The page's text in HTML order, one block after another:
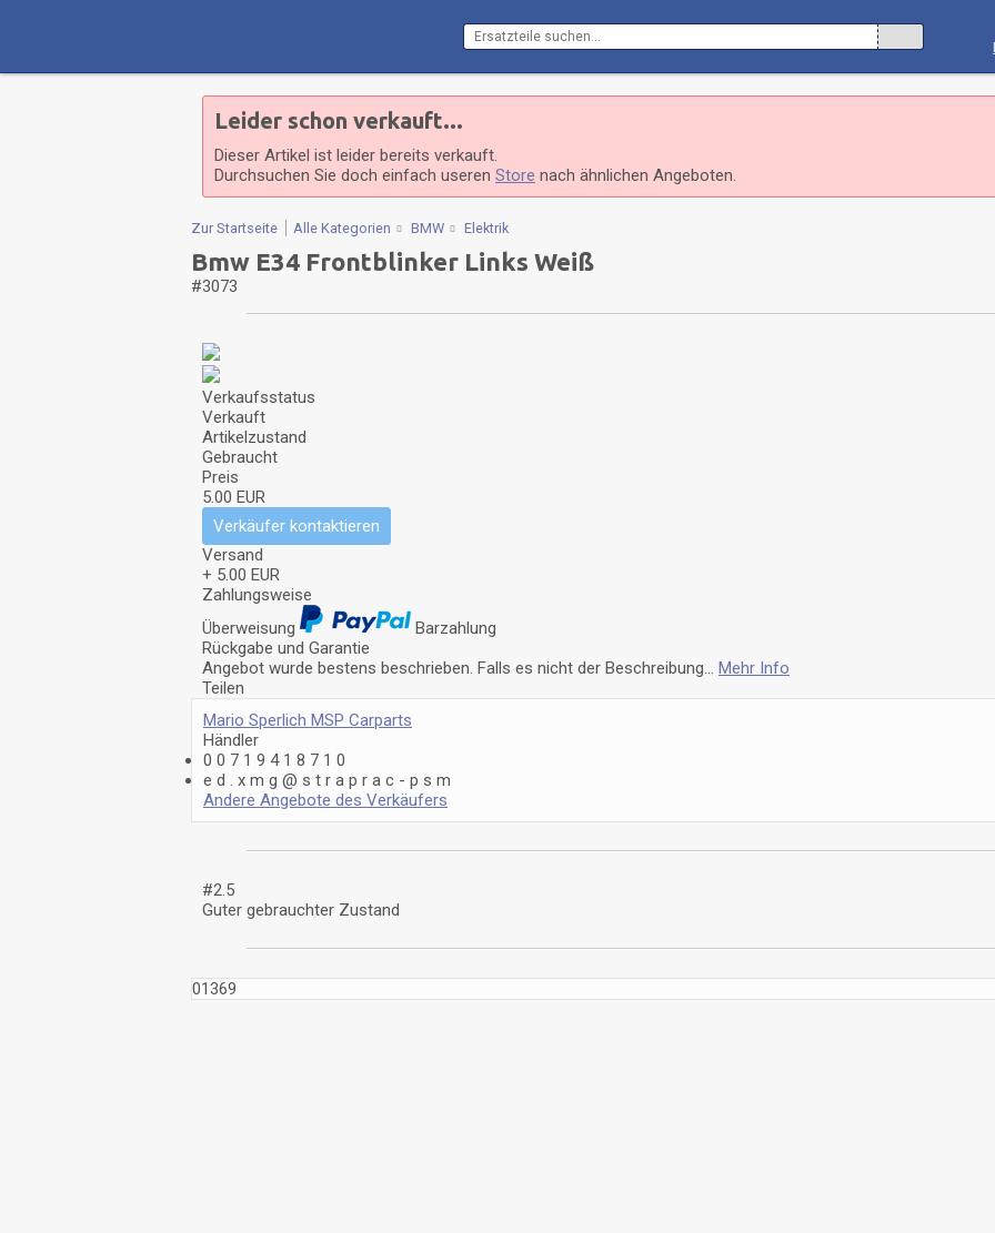
Leider schon verkauft...
Dieser Artikel ist leider bereits verkauft.
Durchsuchen Sie doch einfach useren Store nach ähnlichen Angeboten.
Zur Startseite Alle Kategorien BMW Elektrik
Bmw E34 Frontblinker Links Weiß
#3073
Verkaufsstatus
Verkauft
Artikelzustand
Gebraucht
Preis
5.00 EUR
Verkäufer kontaktieren
Versand
+ 5.00 EUR
Zahlungsweise
Überweisung
Barzahlung
Rückgabe und Garantie
Angebot wurde bestens beschrieben. Falls es nicht der Beschreibung... Mehr Info
Teilen
Mario Sperlich MSP Carparts
Händler
0 0 7 1 9 4 1 8 7 1 0
e d . x m g @ s t r a p r a c - p s m
Andere Angebote des Verkäufers
#2.5
Guter gebrauchter Zustand
01369